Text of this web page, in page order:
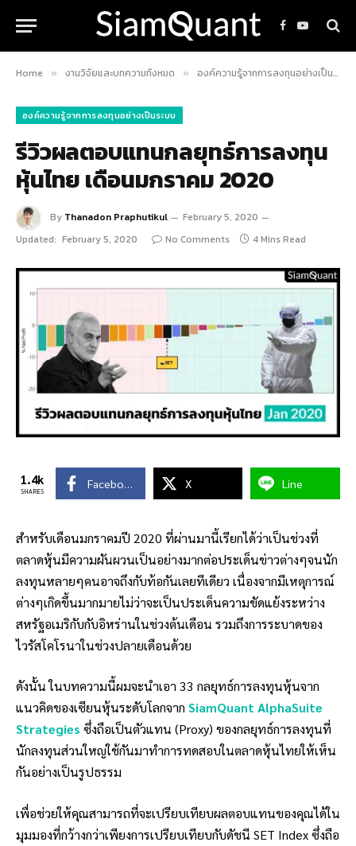
Facebook
YouTube
Home » งานวิจัยและบทความทั้งหมด » องค์ความรู้จากการลงทุนอย่างเป็นระบบ
องค์ความรู้จากการลงทุนอย่างเป็นระบบ
รีวิวผลตอบแทนกลยุทธ์การลงทุน
หุ้นไทย เดือนมกราคม 2020
By Thanadon Praphutikul
February 5, 2020
Updated: February 5, 2020 No Comments 4 Mins Read
1.4k
SHARES
Facebook X Line
สำหรับเดือนมกราคมปี 2020 ที่ผ่านมานี้เรียกได้ว่าเป็นช่วงที่
ตลาดหุ้นมีความผันผวนเป็นอย่างมากต่อประเด็นข่าวต่างๆจนนัก
ลงทุนหลายๆคนอาจถึงกับท้อกันเลยทีเดียว เนื่องจากมีเหตุการณ์
ต่างๆเกิดขึ้นมากมายไม่ว่าจะเป็นประเด็นความขัดแย้งระหว่าง
สหรัฐอเมริกับกับอิหร่านในช่วงต้นเดือน รวมถึงการระบาดของ
ไวรัสโคโรนาในช่วงปลายเดือนด้วย
ดังนั้น ในบทความนี้ผมจะนำเอา 33 กลยุทธ์การลงทุนหุ้นจาก
แนวคิดของเซียนหุ้นระดับโลกจาก SiamQuant AlphaSuite
Strategies ซึ่งถือเป็นตัวแทน (Proxy) ของกลยุทธ์การลงทุนที่
นักลงทุนส่วนใหญ่ใช้กันมาทำการทดสอบในตลาดหุ้นไทยให้เห็น
กันอย่างเป็นรูปธรรม
เพื่อช่วยให้คุณสามารถที่จะเปรียบเทียบผลตอบแทนของคุณได้ใน
มุมมองที่กว้างกว่าเพียงการเปรียบเทียบกับดัชนี SET Index ซึ่งถือ